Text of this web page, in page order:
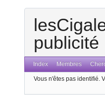
publicité
Index Membres
Vous n'êtes pas identifié.